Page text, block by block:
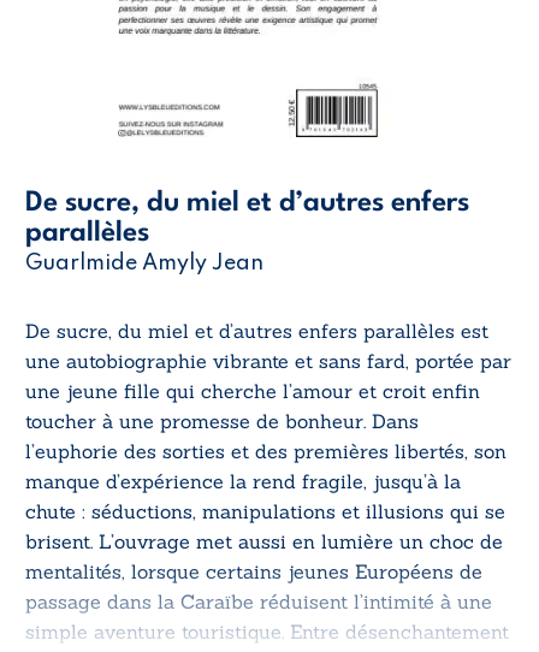
De sucre, du miel et d’autres enfers
parallèles
Guarlmide Amyly Jean
De sucre, du miel et d’autres enfers parallèles est
une autobiographie vibrante et sans fard, portée par
une jeune fille qui cherche l’amour et croit enfin
toucher à une promesse de bonheur. Dans
l’euphorie des sorties et des premières libertés, son
manque d’expérience la rend fragile, jusqu’à la
chute : séductions, manipulations et illusions qui se
brisent. L’ouvrage met aussi en lumière un choc de
mentalités, lorsque certains jeunes Européens de
passage dans la Caraïbe réduisent l’intimité à une
simple aventure touristique. Entre désenchantement